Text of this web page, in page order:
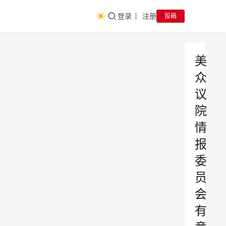
登录 注册 投稿
美
众
议
院
情
报
委
员
会
有